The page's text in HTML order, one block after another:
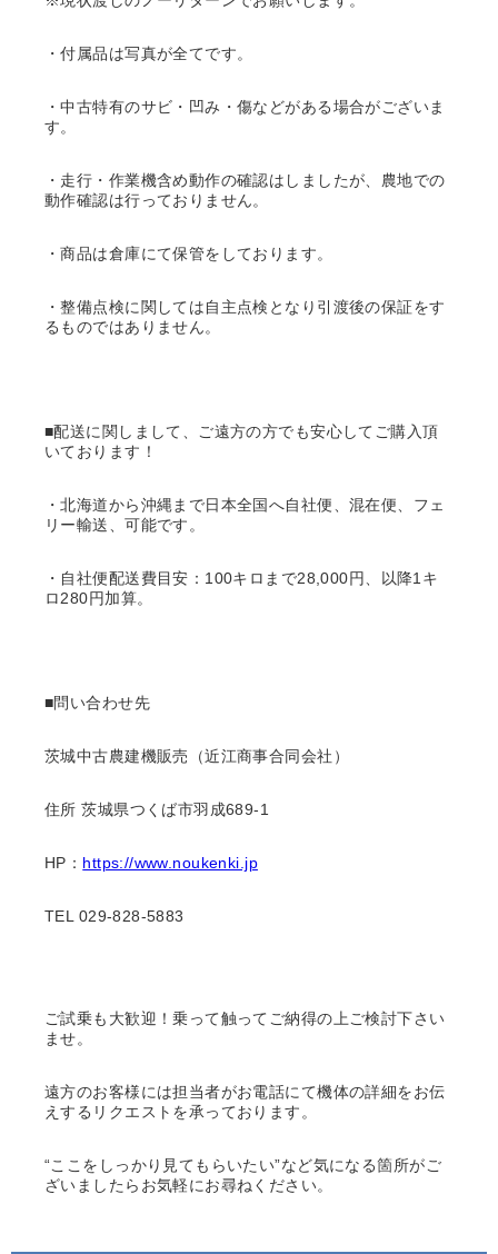
・付属品は写真が全てです。
・中古特有のサビ・凹み・傷などがある場合がございま
す。
・走行・作業機含め動作の確認はしましたが、農地での
動作確認は行っておりません。
・商品は倉庫にて保管をしております。
・整備点検に関しては自主点検となり引渡後の保証をす
るものではありません。
■配送に関しまして、ご遠方の方でも安心してご購入頂
いております！
・北海道から沖縄まで日本全国へ自社便、混在便、フェ
リー輸送、可能です。
・自社便配送費目安：100キロまで28,000円、以降1キ
ロ280円加算。
■問い合わせ先
茨城中古農建機販売（近江商事合同会社）
住所 茨城県つくば市羽成689-1
HP： https://www.noukenki.jp
TEL 029-828-5883
ご試乗も大歓迎！乗って触ってご納得の上ご検討下さい
ませ。
遠方のお客様には担当者がお電話にて機体の詳細をお伝
えするリクエストを承っております。
“ここをしっかり見てもらいたい”など気になる箇所がご
ざいましたらお気軽にお尋ねください。